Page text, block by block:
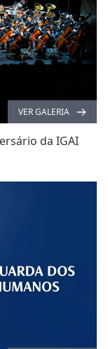
VER GALERIA
da IGAI